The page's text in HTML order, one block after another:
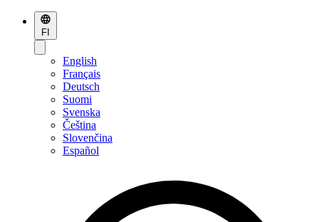
FI
English
Français
Deutsch
Suomi
Svenska
Čeština
Slovenčina
Español